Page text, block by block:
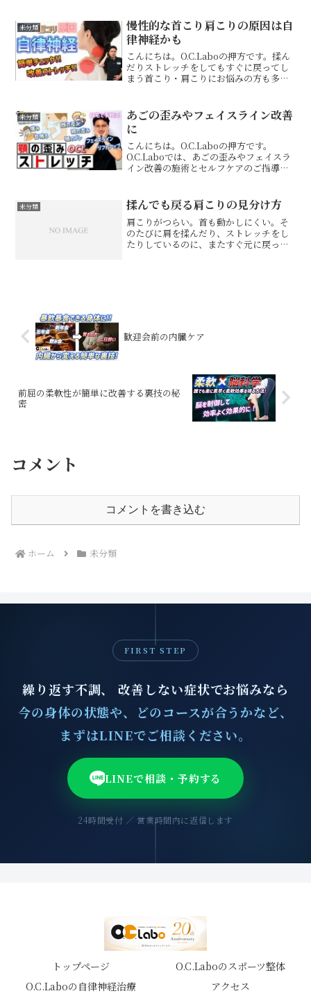
呂上がりのストレッチ」がありますが、
体の状態を考える...
未分類
慢性的な首こり肩こりの原因は自
律神経かも
こんにちは。O.C.Laboの押方です。揉ん
だりストレッチをしてもすぐに戻ってし
まう首こり・肩こりにお悩みの方も多い
の本当の原因と、それを解消するための
簡単ストレッチに...
未分類
あごの歪みやフェイスライン改善
に
こんにちは。O.C.Laboの押方です。
O.C.Laboでは、あごの歪みやフェイスラ
イン改善の施術とセルフケアのご指導も
フケアをご指導しています。ご興味ある
方は...
未分類 揉んでも戻る肩こりの見分け方
肩こりがつらい。首も動かしにくい。そ
のたびに肩を揉んだり、ストレッチをし
たりしているのに、またすぐ元に戻って
歓迎会前の内臓ケア
前屈の柔軟性が簡単に改善する裏技の秘
密
コメント
コメントを書き込む
ホーム 未分類
FIRST STEP
繰り返す不調、 改善しない症状でお悩みなら
今の身体の状態や、どのコースが合うかなど、
まずはLINEでご相談ください。
LINEで相談・予約する
24時間受付 ／ 営業時間内に返信します
トップページ
O.C.Laboのスポーツ整体
O.C.Laboの自律神経治療
アクセス